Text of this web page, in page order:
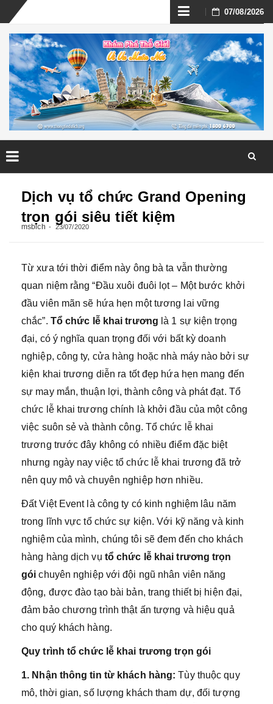
Skip
to
content
07/08/2026
Dịch vụ tổ chức Grand Opening
trọn gói siêu tiết kiệm
msbich 23/07/2020
Từ xưa tới thời điểm này ông bà ta vẫn thường
quan niệm rằng “Đầu xuôi đuôi lọt – Một bước khởi
đầu viên mãn sẽ hứa hẹn một tương lai vững
chắc”. Tổ chức lễ khai trương là 1 sự kiện trọng
đại, có ý nghĩa quan trọng đối với bất kỳ doanh
nghiệp, công ty, cửa hàng hoặc nhà máy nào bởi sự
kiện khai trương diễn ra tốt đẹp hứa hẹn mang đến
sự may mắn, thuận lợi, thành công và phát đạt. Tổ
chức lễ khai trương chính là khởi đầu của một công
việc suôn sẻ và thành công. Tổ chức lễ khai
trương trước đây không có nhiều điểm đặc biệt
nhưng ngày nay việc tổ chức lễ khai trương đã trở
nên quy mô và chuyên nghiệp hơn nhiều.
Đất Việt Event là công ty có kinh nghiệm lâu năm
trong lĩnh vực tổ chức sự kiện. Với kỹ năng và kinh
nghiệm của mình, chúng tôi sẽ đem đến cho khách
hàng hàng dịch vụ tổ chức lễ khai trương trọn
gói chuyên nghiệp với đội ngũ nhân viên năng
động, được đào tạo bài bản, trang thiết bị hiện đại,
đảm bảo chương trình thật ấn tượng và hiệu quả
cho quý khách hàng.
Quy trình tổ chức lễ khai trươngtrọn gói
1. Nhận thông tin từ khách hàng:Tùy thuộc quy
mô, thời gian, số lượng khách tham dự, đối tượng